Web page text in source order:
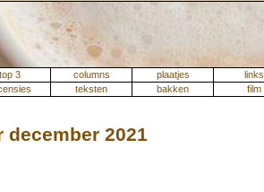
top 3 columns plaatjes links
teksten bakken film
2021